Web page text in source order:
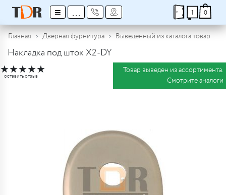
≡ ... 1 0
Главная Дверная фурнитура Выведенный из каталога товар
Накладка под шток X2-DY
★★★★★
оставить отзыв
Товар выведен из ассортимента.
Смотрите аналоги